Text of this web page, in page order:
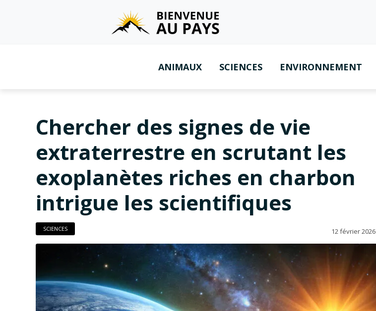
ANIMAUX SCIENCES ENVIRONNEMENT
Chercher des signes de vie
extraterrestre en scrutant les
exoplanètes riches en charbon
intrigue les scientifiques
SCIENCES 12 février 2026